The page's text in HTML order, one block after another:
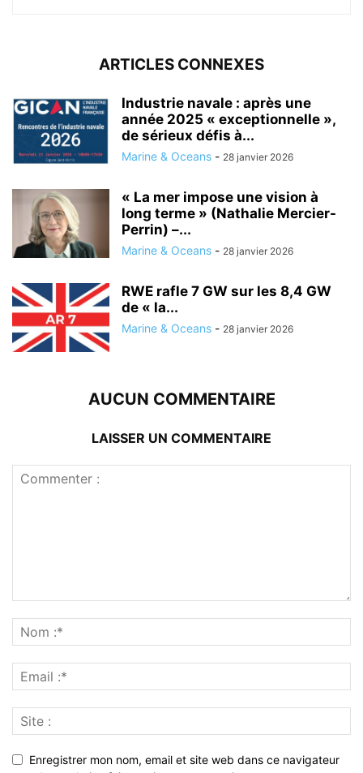
ARTICLES CONNEXES
Industrie navale : après une
année 2025 « exceptionnelle »,
de sérieux défis à...
Marine & Oceans - 28 janvier 2026
« La mer impose une vision à
long terme » (Nathalie Mercier-
Perrin) –...
Marine & Oceans - 28 janvier 2026
RWE rafle 7 GW sur les 8,4 GW
de « la...
Marine & Oceans - 28 janvier 2026
AUCUN COMMENTAIRE
LAISSER UN COMMENTAIRE
Enregistrer mon nom, email et site web dans ce navigateur